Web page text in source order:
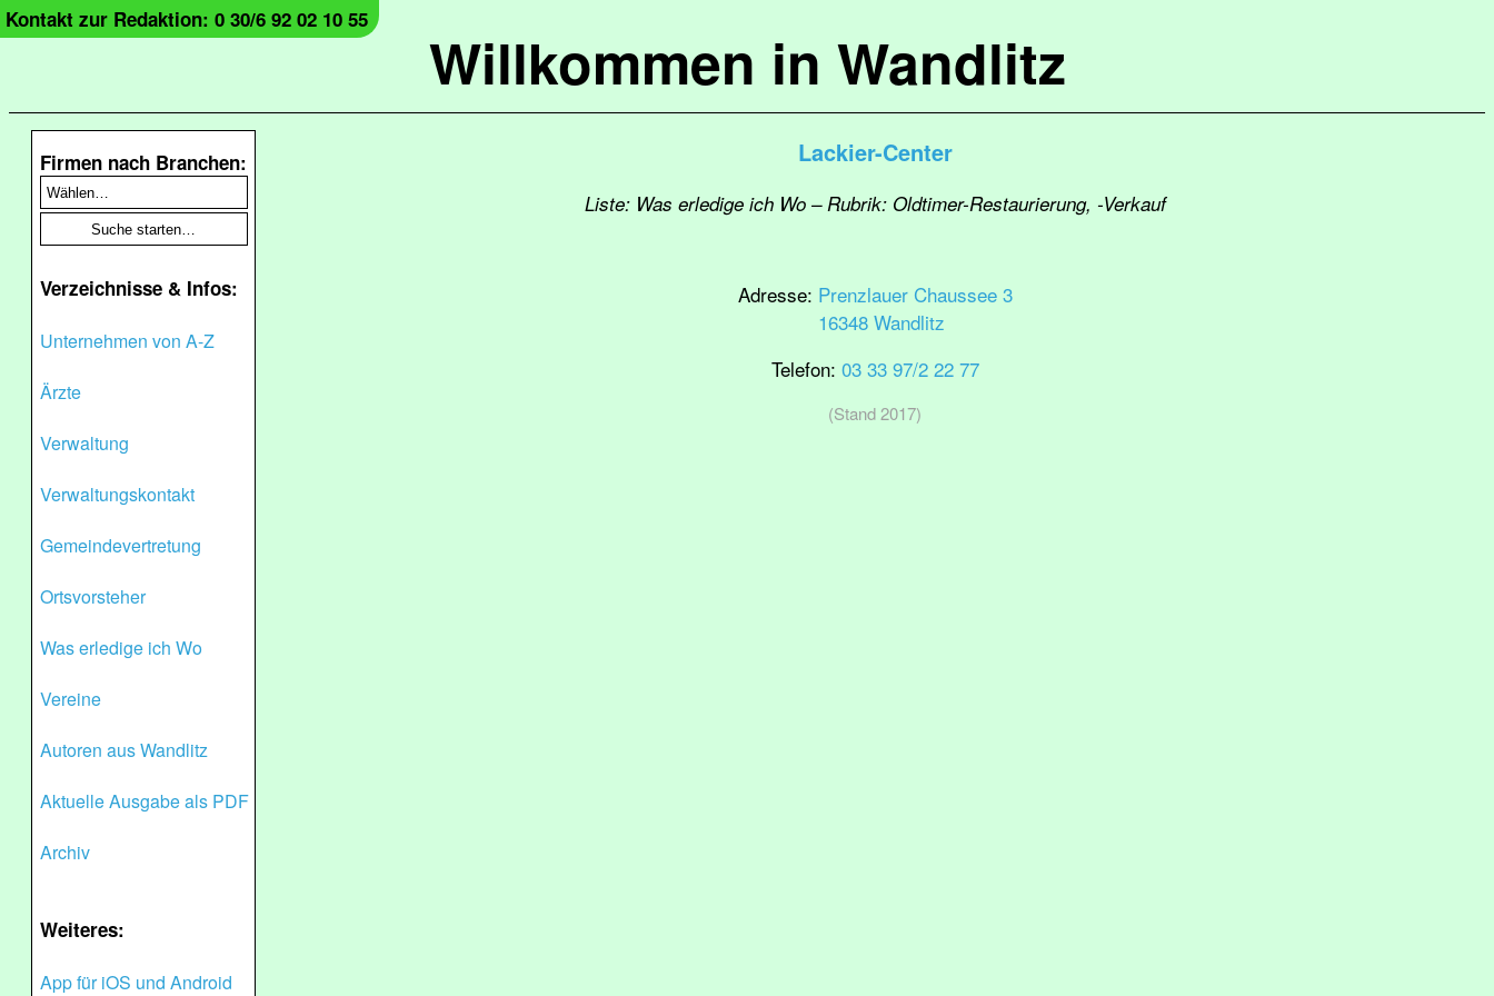
Willkommen in Wandlitz
Kontakt zur Redaktion: 0 30/6 92 02 10 55
Firmen nach Branchen:
Verzeichnisse & Infos:
Unternehmen von A-Z
Ärzte
Verwaltung
Verwaltungskontakt
Gemeindevertretung
Ortsvorsteher
Was erledige ich Wo
Vereine
Autoren aus Wandlitz
Aktuelle Ausgabe als PDF
Archiv
Weiteres:
App für iOS und Android
Lackier-Center
Liste: Was erledige ich Wo – Rubrik: Oldtimer-Restaurierung, -Verkauf
Adresse: Prenzlauer Chaussee 3
16348 Wandlitz
Telefon: 03 33 97/2 22 77
(Stand 2017)